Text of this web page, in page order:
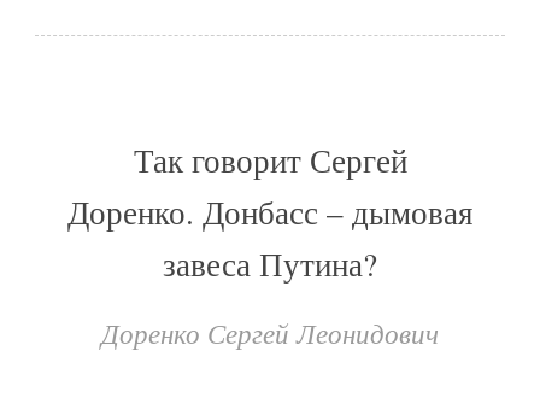
Так говорит Сергей
Доренко. Донбасс – дымовая
завеса Путина?
Доренко Сергей Леонидович